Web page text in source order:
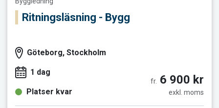
Ritningsläsning - Bygg
Göteborg, Stockholm
1 dag
Platser kvar
fr. 6 900 kr
exkl. moms